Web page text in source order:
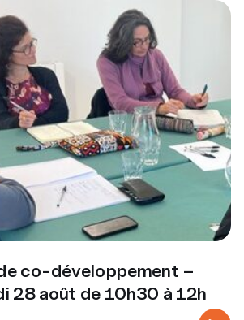
co-développement –
28 août de 10h30 à 12h